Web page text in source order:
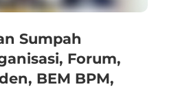
Sumpah
Forum,
BEM BPM,